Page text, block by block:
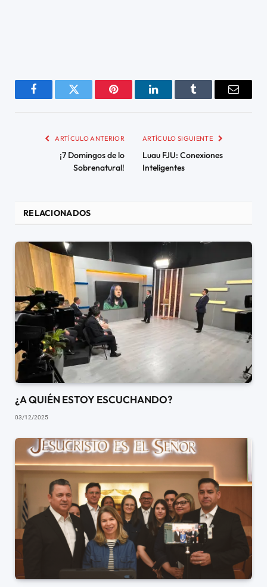
FacebookTwitter Pinterest LinkedInTumblr Email
ARTÍCULO ANTERIOR
¡7 Domingos de lo
Sobrenatural!
ARTÍCULO SIGUIENTE
Luau FJU: Conexiones
Inteligentes
RELACIONADOS
¿A QUIÉN ESTOY ESCUCHANDO?
03/12/2025